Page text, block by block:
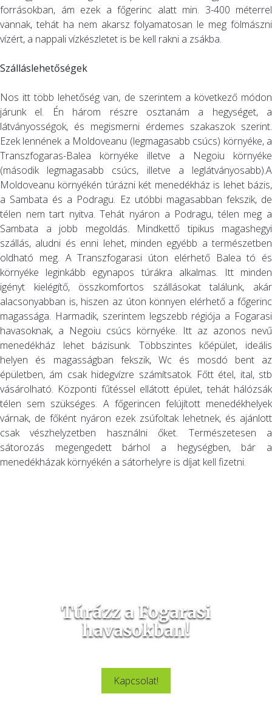
forrásokban, ám ezek a főgerinc alatt min. 3-400 méterrel
vannak, tehát ha nem akarsz folyamatosan le meg fölmászni
vízért, a nappali vízkészletet is be kell rakni a zsákba.
Szálláslehetőségek
Nos itt több lehetőség van, de szerintem a következő módon
járunk el. Én három részre osztanám a hegységet, a
látványosségok, és megismerni érdemes szakaszok szerint.
Ezek lennének a Moldoveanu (legmagasabb csúcs) környéke, a
Transzfogaras-Balea környéke illetve a Negoiu környéke
(második legmagasabb csúcs, illetve a leglátványosabb).A
Moldoveanu környékén túrázni két menedékház is lehet bázis,
a Sambata és a Podragu. Ez utóbbi magasabban fekszik, de
télen nem tart nyitva. Tehát nyáron a Podragu, télen meg a
Sambata a jobb megoldás. Mindkettő tipikus magashegyi
szállás, aludni és enni lehet, minden egyébb a természetben
oldható meg. A Transzfogarasi úton elérhető Balea tó és
környéke leginkább egynapos túrákra alkalmas. Itt minden
igényt kielégítő, összkomfortos szállásokat találunk, akár
alacsonyabban is, hiszen az úton könnyen elérhető a főgerinc
magassága. Harmadik, szerintem legszebb régiója a Fogarasi
havasoknak, a Negoiu csúcs környéke. Itt az azonos nevű
menedékház lehet bázisunk. Többszintes kőépület, ideális
helyen és magasságban fekszik, Wc és mosdó bent az
épületben, ám csak hidegvízre számítsatok. Főtt étel, ital, stb
vásárolható. Központi fűtéssel ellátott épület, tehát hálózsák
télen sem szükséges. A főgerincen felújított menedékhelyek
várnak, de főként nyáron ezek zsúfoltak lehetnek, és ajánlott
csak vészhelyzetben használni őket. Természetesen a
sátorozás megengedett bárhol a hegységben, bár a
menedékházak környékén a sátorhelyre is díjat kell fizetni.
Túrázz a Fogarasi
havasokban!
Kapcsolat!